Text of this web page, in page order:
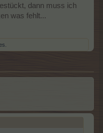
dann muss ich
was fehlt...